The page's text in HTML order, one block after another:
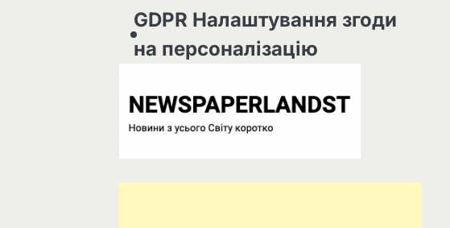
GDPR Налаштування згоди
на персоналізацію